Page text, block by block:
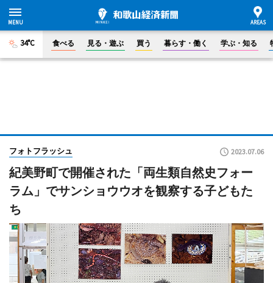
34°C 食べる 見る・遊ぶ 買う 暮らす・働く 学ぶ・知る
フォトフラッシュ 2023.07.06
紀美野町で開催された「両生類自然史フォー
ラム」でサンショウウオを観察する子どもた
ち